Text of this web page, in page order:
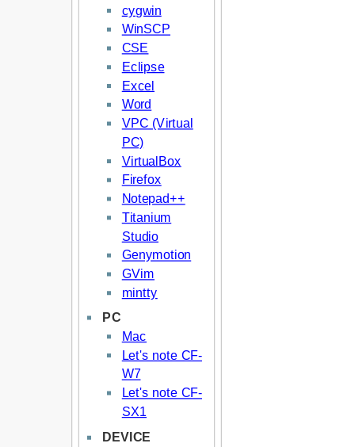
cygwin
WinSCP
CSE
Eclipse
Excel
Word
VPC (Virtual
PC)
VirtualBox
Firefox
Notepad++
Titanium
Studio
Genymotion
GVim
mintty
PC
Mac
Let's note CF-
W7
Let's note CF-
SX1
DEVICE